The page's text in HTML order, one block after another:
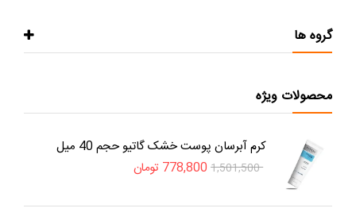
گروه ها
محصولات ویژه
کرم آبرسان پوست خشک گاتیو حجم 40 میل
1,501,500
778,800 تومان